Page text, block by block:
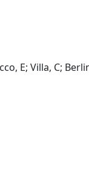
E; Villa, C;